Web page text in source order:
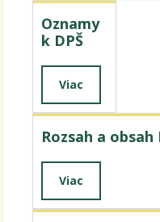
Oznamy
k DPŠ
Viac
Rozsah a obsah
Viac